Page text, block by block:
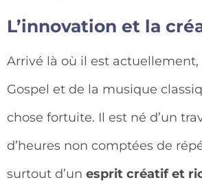
L’innovation et la
Arrivé là où il est
Gospel et de la musique
chose fortuite. Il est né d’un
d’heures non comptées de
surtout d’un esprit créatif et